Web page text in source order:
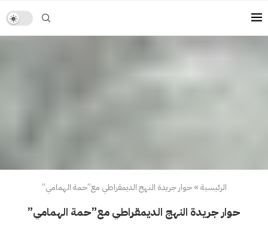
الرئيسية»حوار جريدة النهج الديمقراطي مع”حمة الهمامي”
حوار جريدة النهج الديمقراطي مع”حمة الهمامي”